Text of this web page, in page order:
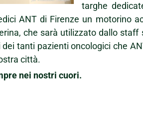
targhe
ANT di Firenze un motorino
che sarà utilizzato dallo staff
tanti pazienti oncologici che
città.
nei nostri cuori.